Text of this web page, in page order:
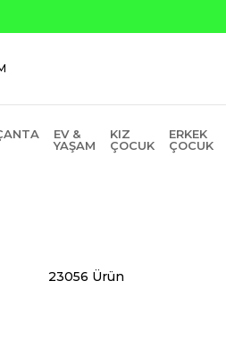
EV &
YAŞAM
KIZ
ÇOCUK
ERKEK
ÇOCUK
23056 Ürün